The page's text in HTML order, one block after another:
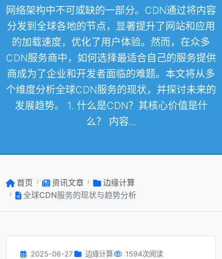
网络架构中不可或缺的一部分。CDN通过将内容
分发到全球各地的节点，显著提升了网站和应用
的加载速度，优化了用户体验。然而，在众多
CDN服务商中，如何选择最适合自己的服务提供
商成为了企业和开发者面临的难题。本文将从多
个维度分析全球CDN服务的现状，并探讨未来的
发展趋势。 1. 什么是CDN？其核心价值是什
么？ 内容...
首页 资讯文章
边缘计算
全球CDN服务的现状与趋势分析
2025-06-27 边缘计算 1594次阅读